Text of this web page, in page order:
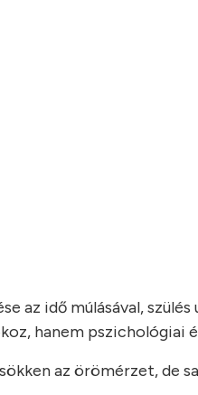
az idő múlásával,
hanem pszichológiai
az örömérzet, de